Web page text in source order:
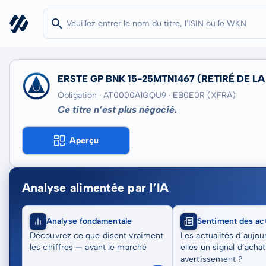
ERSTE GP BNK 15-25MTN1467 (RETIRÉ DE
Obligation · AT0000A1GQU9 · EB0E0R (XFRA)
Ce titre n’est plus négocié.
Aperçu
Analyse alimentée par l’IA
Analyse fondamentale
Découvrez ce que disent vraiment
les chiffres — avant le marché
Sentiment des
Les actualités
elles un signal
avertissement ?